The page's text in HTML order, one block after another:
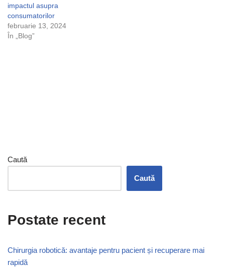
impactul asupra
consumatorilor
februarie 13, 2024
În „Blog”
Caută
Caută
Postate recent
Chirurgia robotică: avantaje pentru pacient și recuperare mai
rapidă